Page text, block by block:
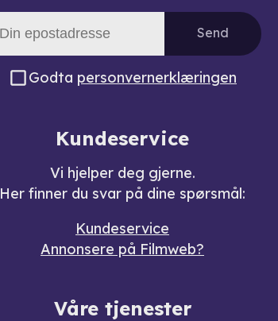
Send
Godta personvernerklæringen
Kundeservice
Vi hjelper deg gjerne.
Her finner du svar på dine spørsmål:
Kundeservice
Annonsere på Filmweb?
Våre tjenester